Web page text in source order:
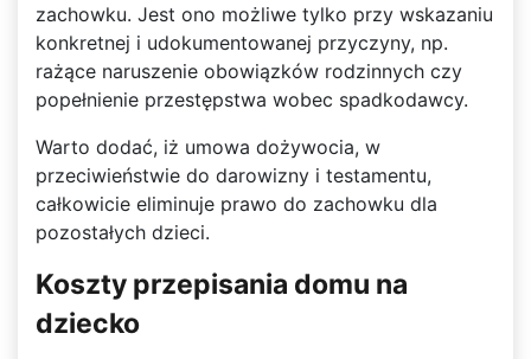
zachowku. Jest ono możliwe tylko przy wskazaniu
konkretnej i udokumentowanej przyczyny, np.
rażące naruszenie obowiązków rodzinnych czy
popełnienie przestępstwa wobec spadkodawcy.
Warto dodać, iż umowa dożywocia, w
przeciwieństwie do darowizny i testamentu,
całkowicie eliminuje prawo do zachowku dla
pozostałych dzieci.
Koszty przepisania domu na
dziecko